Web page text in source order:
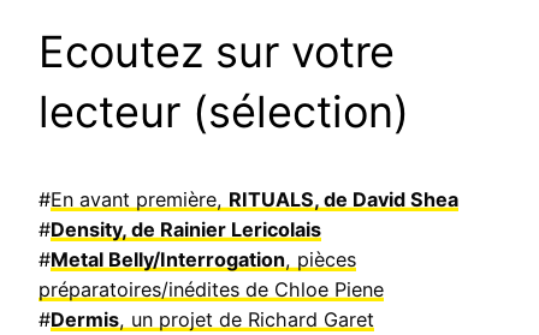
Ecoutez sur votre
lecteur (sélection)
#En avant première, RITUALS, de David Shea
#Density, de Rainier Lericolais
#Metal Belly/Interrogation, pièces
préparatoires/inédites de Chloe Piene
#Dermis, un projet de Richard Garet